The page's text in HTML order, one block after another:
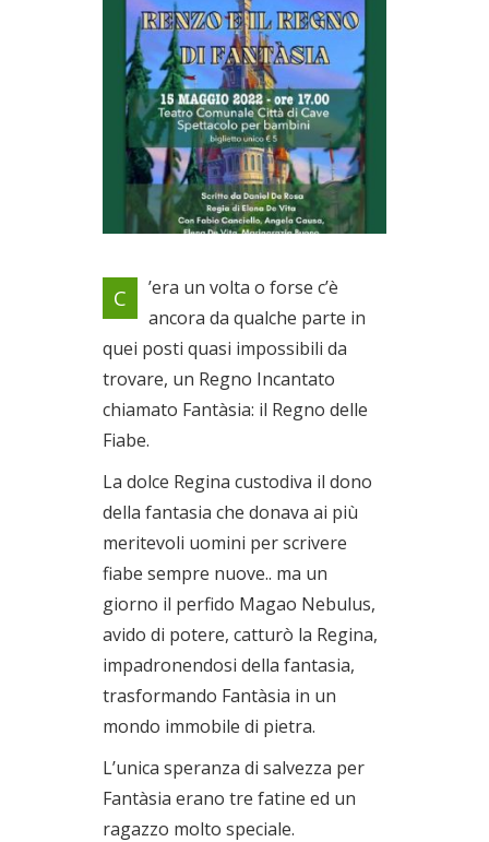
Spettacolo Teatrale per
bambini
Il 15/05/2022
C
’era un volta o forse c’è
ancora da qualche parte in
quei posti quasi impossibili da
trovare, un Regno Incantato
chiamato Fantàsia: il Regno delle
Fiabe.
La dolce Regina custodiva il dono
della fantasia che donava ai più
meritevoli uomini per scrivere
fiabe sempre nuove.. ma un
giorno il perfido Magao Nebulus,
avido di potere, catturò la Regina,
impadronendosi della fantasia,
trasformando Fantàsia in un
mondo immobile di pietra.
L’unica speranza di salvezza per
Fantàsia erano tre fatine ed un
ragazzo molto speciale.